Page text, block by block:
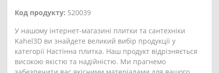
Код продукту: 520039
У нашому інтернет-магазині плитки та сантехніки
Kahel3D ви знайдете великий вибір продукції у
категорії Настінна плитка. Наш продукт відрізняється
високою якістю та надійністю. Ми прагнемо